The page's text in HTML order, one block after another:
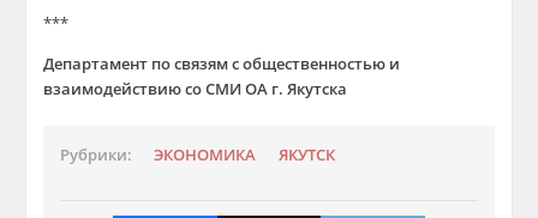
***
Департамент по связям с общественностью и
взаимодействию со СМИ ОА г. Якутска
Рубрики: ЭКОНОМИКА ЯКУТСК